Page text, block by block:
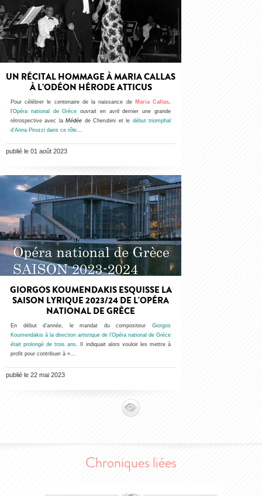
UN RÉCITAL HOMMAGE À MARIA CALLAS
À L’ODÉON HÉRODE ATTICUS
Pour célébrer le centenaire de la naissance de Maria Callas,
l’Opéra national de Grèce ouvrait en avril dernier une grande
rétrospective avec laMédée de Cherubini et le début triomphal
d’Anna Pirozzi dans ce rôle…
publié le 01 août 2023
GIORGOS KOUMENDAKIS ESQUISSE LA
SAISON LYRIQUE 2023/24 DE L'OPÉRA
NATIONAL DE GRÈCE
En début d’année, le mandat du compositeur Giorgos
Koumendakis à la direction artistique de l’Opéra national de Grèce
était prolongé de trois ans. Il indiquait alors vouloir les mettre à
profit pour contribuer à «…
publié le 22 mai 2023
Chroniques liées